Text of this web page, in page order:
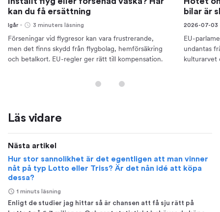
kan du få ersättning
Igår 3 minuters läsning
Förseningar vid flygresor kan vara frustrerande,
men det finns skydd från flygbolag, hemförsäkring
och betalkort. EU-regler ger rätt till kompensation.
bilar är
2026-07-03
EU-
undantas
kulturarvet
Läs vidare
Nästa artikel
Hur stor sannolikhet är det egentligen att man vinner
nåt på typ Lotto eller Triss? Är det nån idé att köpa
dessa?
1 minuts läsning
Enligt de studier jag hittar så är chansen att få sju rätt på